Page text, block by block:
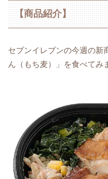
【商品紹介】
セブンイレブンの今週の新
ん（もち麦）」を食べてみ